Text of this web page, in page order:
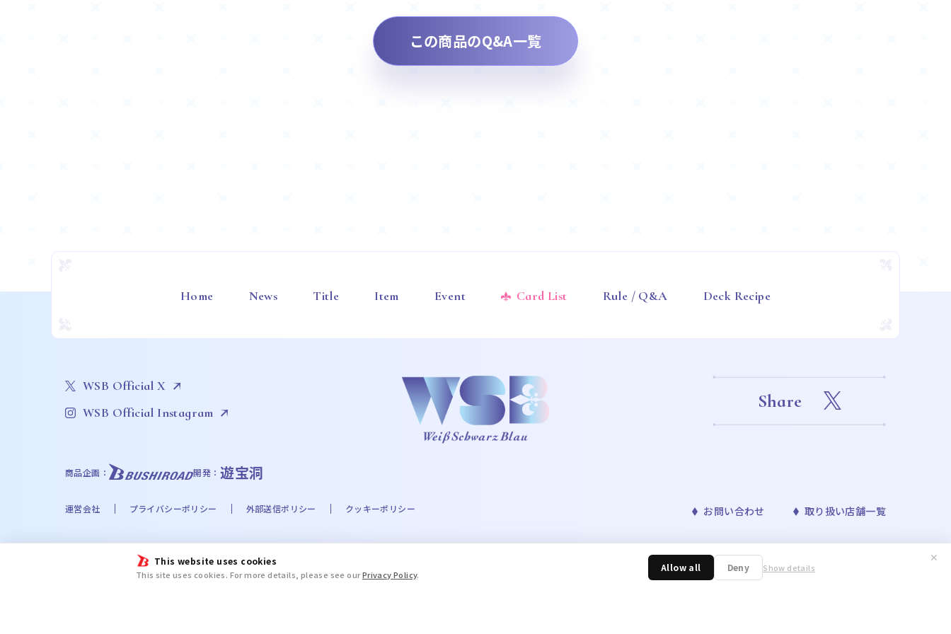
This website uses cookies
This site uses cookies. For more details, please see ourPrivacy Policy.
Allow all Deny Show details
✕
この商品のQ&A一覧
Home News Title Item Event Card List Rule / Q&A Deck Recipe
WSB Official X
WSB Official Instagram
Share
商品企画： 開発： 遊宝洞
運営会社 プライバシーポリシー 外部送信ポリシー クッキーポリシー お問い合わせ 取り扱い店舗一覧
©Liber Entertainment Inc. All Rights Reserved. ©UTA☆PRI-MOVIE PROJECT ©UTA☆PRI-MOVIE ST PROJECT ©Eve THE IDOLM@STER™& ©Bandai Namco Entertainment Inc. ©Disney
©Disney. Based on the “Winnie the Pooh” works by A.A. Milne and E.H. Shepard. © 2016 COVER Corp. © STPR Inc. ©ARGONAVIS project. ©青山剛昌／小学館・読売テレビ・TMS 1996 ©nagano /